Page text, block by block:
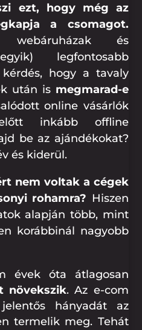
ezt, hogy még az
a csomagot.
és
legfontosabb
hogy a tavaly
után is megmarad-e
online vásárlók
inkább offline
be az ajándékokat?
és kiderül.
nem voltak a cégek
rohamra? Hiszen
alapján több, mint
korábbinál nagyobb
évek óta átlagosan
növekszik. Az e-com
hányadát az
termelik meg. Tehát